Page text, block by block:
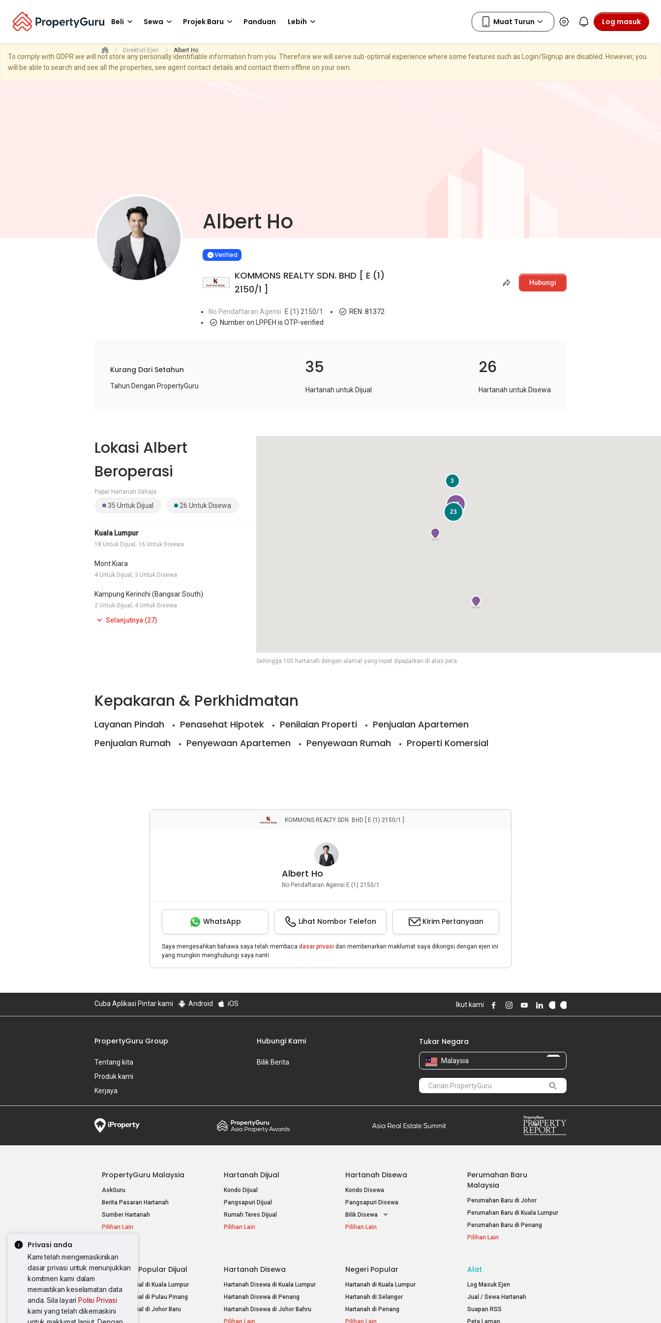
Beli Sewa Projek Baru Panduan Lebih Log masuk
Privasi anda
Kami telah mengemaskinikan
dasar privasi untuk menunjukkan
komitmen kami dalam
memastikan keselamatan data
anda. Sila layariPolisi Privasi
kami yang telah dikemaskini
To comply with GDPR we will not store any personally identifiable information from you. Therefore we will serve sub-optimal experience where some features such as Login/Signup are disabled. However, you
will be able to search and see all the properties, see agent contact details and contact them offline on your own.
Direktori Ejen Albert Ho
Albert Ho
VERIFIED
Verified
KOMMONS REALTY SDN. BHD [ E (1)
2150/1 ]
Hubungi
No Pendaftaran Agensi E (1) 2150/1 REN: 81372
Number on LPPEH is OTP-verified
Kurang Dari Setahun
Tahun Dengan PropertyGuru
35
Hartanah untuk Dijual
26
Hartanah untuk Disewa
Lokasi Albert
Beroperasi
Papar Hartanah Sahaja:
35 Untuk Dijual 26 Untuk Disewa
Kuala Lumpur
18 Untuk Dijual, 16 Untuk Disewa
Mont Kiara
4 Untuk Dijual, 3 Untuk Disewa
Kampung Kerinchi (Bangsar South)
2 Untuk Dijual, 4 Untuk Disewa
Selanjutnya (27)
Sehingga 100 hartanah dengan alamat yang tepat dipaparkan di atas peta
33
23
3
Kepakaran & Perkhidmatan
Layanan Pindah Penasehat Hipotek Penilaian Properti
Penjualan Apartemen
Penjualan Rumah
Penyewaan Apartemen Penyewaan Rumah Properti Komersial
KOMMONS REALTY SDN. BHD [ E (1) 2150/1 ]
Albert Ho
No Pendaftaran Agensi E (1) 2150/1
WhatsApp Lihat Nombor Telefon Kirim Pertanyaan
Saya mengesahkan bahawa saya telah membaca dasar privasi dan membenarkan maklumat saya dikongsi dengan ejen ini
yang mungkin menghubungi saya nanti
Cuba Aplikasi Pintar kami Android iOS Ikut kami
PropertyGuru Group
Tentang kita
Produk kami
Kerjaya
Hubungi Kami
Bilik Berita
Tukar Negara
Malaysia
PropertyGuru Malaysia
AskGuru
Berita Pasaran Hartanah
Sumber Hartanah
Pilihan Lain
Hartanah Dijual
Kondo Dijual
Pangsapuri Dijual
Rumah Teres Dijual
Pilihan Lain
Hartanah Disewa
Kondo Disewa
Pangsapuri Disewa
Bilik Disewa
Pilihan Lain
Perumahan Baru
Malaysia
Perumahan Baru di Johor
Perumahan Baru di Kuala Lumpur
Perumahan Baru di Penang
Pilihan Lain
Hartanah Popular Dijual
Hartanah Dijual di Kuala Lumpur
Hartanah Dijual di Pulau Pinang
Hartanah Dijual di Johor Baru
Hartanah Disewa
Hartanah Disewa di Kuala Lumpur
Hartanah Disewa di Penang
Hartanah Disewa di Johor Bahru
Negeri Popular
Hartanah di Kuala Lumpur
Hartanah di Selangor
Hartanah di Penang
Alat
Log Masuk Ejen
Jual / Sewa Hartanah
Suapan RSS
Learn more